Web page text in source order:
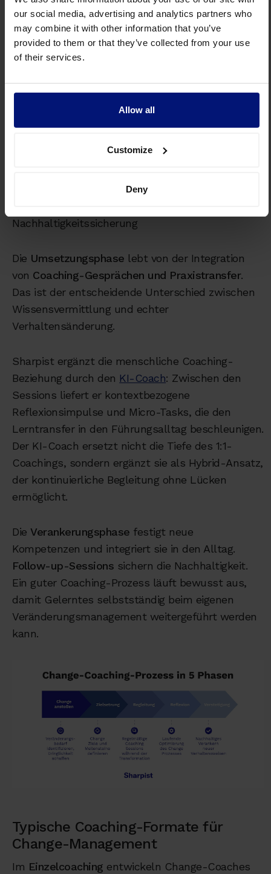
our social media, advertising and analytics partners who
may combine it with other information that you’ve
provided to them or that they’ve collected from your use
of their services.
Allow all
Customize
Deny
1. Analyse der Change-Situation und individuellen
Herausforderungen
2. Definition von Coaching-Zielen, die zur
Entwicklung passen
3. Regelmäßige Sessions, in denen konkrete
Verhaltensweisen erprobt werden
zwischen den Sessions
Nachhaltigkeitssicherung
Die Umsetzungsphase lebt von der Integration
von Coaching-Gesprächen und Praxistransfer.
Das ist der entscheidende Unterschied zwischen
Wissensvermittlung und echter
Verhaltensänderung.
Sharpist ergänzt die menschliche Coaching-
Beziehung durch den KI-Coach: Zwischen den
Sessions liefert er kontextbezogene
Reflexionsimpulse und Micro-Tasks, die den
Lerntransfer in den Führungsalltag beschleunigen.
Der KI-Coach ersetzt nicht die Tiefe des 1:1-
Coachings, sondern ergänzt sie als Hybrid-Ansatz,
der kontinuierliche Begleitung ohne Lücken
ermöglicht.
DieVerankerungsphase festigt neue
Kompetenzen und integriert sie in den Alltag.
Follow-up-Sessions sichern die Nachhaltigkeit.
Ein guter Coaching-Prozess läuft bewusst aus,
damit Gelerntes selbstständig beim eigenen
Veränderungsmanagement weitergeführt werden
kann.
Typische Coaching-Formate für
Change-Management
Im Einzelcoaching entwickeln Change-Coaches